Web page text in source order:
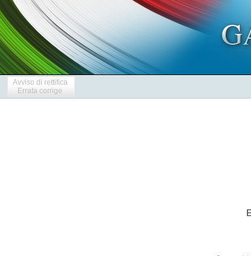
Avviso di rettifica
Errata corrige